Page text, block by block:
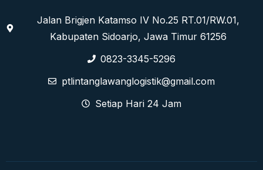
Jalan Brigjen Katamso IV No.25 RT.01/RW.01,
Kabupaten Sidoarjo, Jawa Timur 61256
0823-3345-5296
ptlintanglawanglogistik@gmail.com
Setiap Hari 24 Jam